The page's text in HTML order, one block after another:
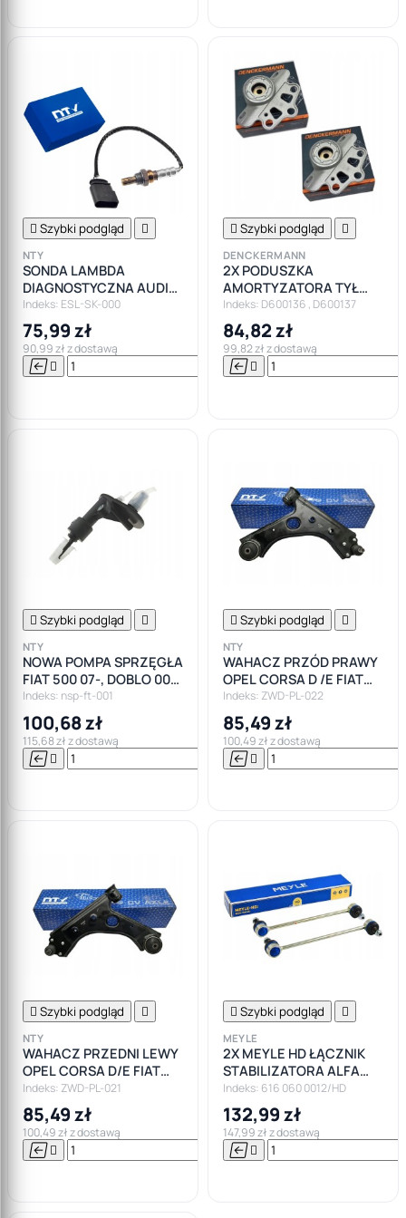
 Szybki podgląd 
NTY
SONDA LAMBDA
DIAGNOSTYCZNA AUDI
SEAT SKODA VW
Indeks: ESL-SK-000
75,99 zł
90,99 zł z dostawą
  

 Szybki podgląd 
DENCKERMANN
2X PODUSZKA
AMORTYZATORA TYŁ
OPEL CORSA D E ADAM
FIAT PUNTO TIPO ALFA
MITO
Indeks: D600136 , D600137
84,82 zł
99,82 zł z dostawą
 
 Szybki podgląd 
NTY
NOWA POMPA SPRZĘGŁA
FIAT 500 07-, DOBLO 00-,
PUNTO 08-, GRANDE
PUNTO 05-,
Indeks: nsp-ft-001
100,68 zł
115,68 zł z dostawą
  

 Szybki podgląd 
NTY
WAHACZ PRZÓD PRAWY
OPEL CORSA D /E FIAT
PUNTO MITO
Indeks: ZWD-PL-022
85,49 zł
100,49 zł z dostawą
 
 Szybki podgląd 
NTY
WAHACZ PRZEDNI LEWY
OPEL CORSA D/E FIAT
PUNTO ALFA
Indeks: ZWD-PL-021
85,49 zł
100,49 zł z dostawą
  

 Szybki podgląd 
MEYLE
2X MEYLE HD ŁĄCZNIK
STABILIZATORA ALFA
GIULIETTA OPEL CORSA
D
Indeks: 616 060 0012/HD
132,99 zł
147,99 zł z dostawą
 